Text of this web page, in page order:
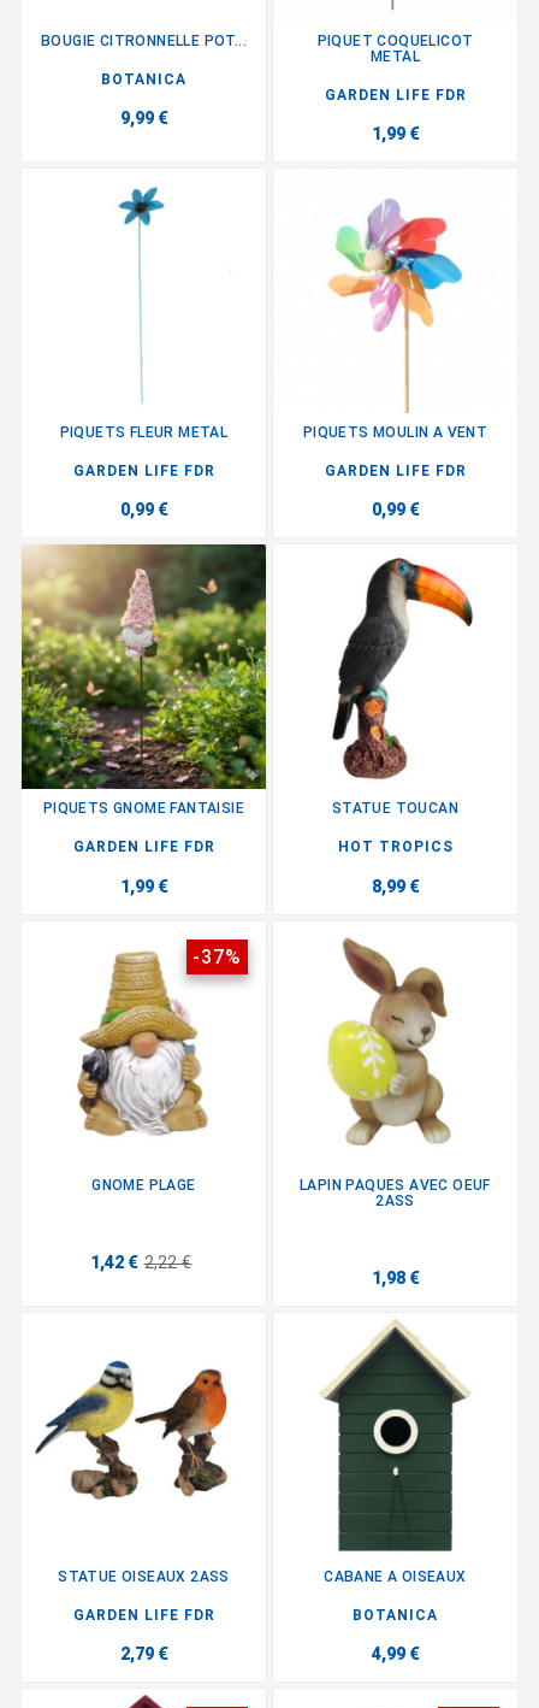
BOUGIE CITRONNELLE POT...
BOTANICA
9,99 €
PIQUET COQUELICOT
METAL
GARDEN LIFE FDR
1,99 €
PIQUETS FLEUR METAL
GARDEN LIFE FDR
0,99 €
PIQUETS MOULIN A VENT
GARDEN LIFE FDR
0,99 €
PIQUETS GNOME FANTAISIE
GARDEN LIFE FDR
1,99 €
STATUE TOUCAN
HOT TROPICS
8,99 €
-37%
GNOME PLAGE
1,42 € 2,22 €
LAPIN PAQUES AVEC OEUF
2ASS
1,98 €
STATUE OISEAUX 2ASS
GARDEN LIFE FDR
2,79 €
CABANE A OISEAUX
BOTANICA
4,99 €